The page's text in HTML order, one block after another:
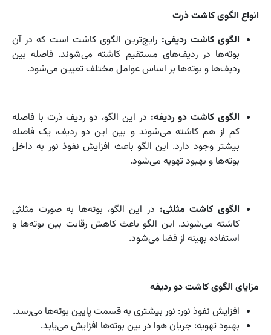
انواع الگوی کاشت ذرت
الگوی کاشت ردیفی: رایج‌ترین الگوی کاشت است که در آن
بوته‌ها در ردیف‌های مستقیم کاشته می‌شوند. فاصله بین
ردیف‌ها و بوته‌ها بر اساس عوامل مختلف تعیین می‌شود.
الگوی کاشت دو ردیفه: در این الگو، دو ردیف ذرت با فاصله
کم از هم کاشته می‌شوند و بین این دو ردیف، یک فاصله
بیشتر وجود دارد. این الگو باعث افزایش نفوذ نور به داخل
بوته‌ها و بهبود تهویه می‌شود.
الگوی کاشت مثلثی: در این الگو، بوته‌ها به صورت مثلثی
کاشته می‌شوند. این الگو باعث کاهش رقابت بین بوته‌ها و
استفاده بهینه از فضا می‌شود.
مزایای الگوی کاشت دو ردیفه
افزایش نفوذ نور: نور بیشتری به قسمت پایین بوته‌ها می‌رسد.
بهبود تهویه: جریان هوا در بین بوته‌ها افزایش می‌یابد.